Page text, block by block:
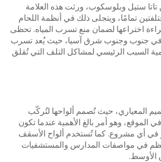
ستيل وبلوسكوب، ورثت هذه العلامة
تمامًا، ويتجلى ذلك في أنظمة اللحام
اختراعها لضمان منع تسرب المياه. تحظى
في جنوب وجنوب شرق آسيا، حيث يُعد تسرب
السبب الرئيسي لمشاكل التلف التي تُقلق
المعياري، حيث تُصمم ألواحها لتُركّب
وهو أمر بالغ الأهمية عندما تكون
في أي مشروع. كما تُستخدم ألواح الأسقف
في مواصفات المدارس والمستشفيات
الأوسط.